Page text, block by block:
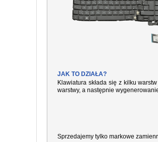
JAK TO DZIAŁA?
Klawiatura składa się z kilku
warstwy, a następnie
Sprzedajemy tylko markowe